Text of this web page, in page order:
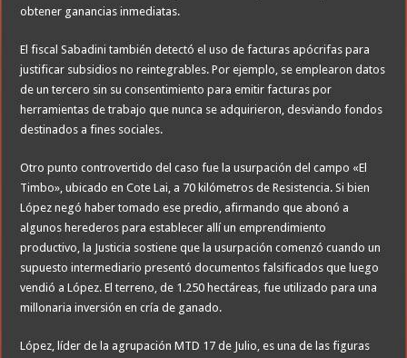
obtener ganancias inmediatas.
El fiscal Sabadini también detectó el uso de facturas apócrifas para
justificar subsidios no reintegrables. Por ejemplo, se emplearon datos
de un tercero sin su consentimiento para emitir facturas por
herramientas de trabajo que nunca se adquirieron, desviando fondos
destinados a fines sociales.
Otro punto controvertido del caso fue la usurpación del campo «El
Timbo», ubicado en Cote Lai, a 70 kilómetros de Resistencia. Si bien
López negó haber tomado ese predio, afirmando que abonó a
algunos herederos para establecer allí un emprendimiento
productivo, la Justicia sostiene que la usurpación comenzó cuando un
supuesto intermediario presentó documentos falsificados que luego
vendió a López. El terreno, de 1.250 hectáreas, fue utilizado para una
millonaria inversión en cría de ganado.
López, líder de la agrupación MTD 17 de Julio, es una de las figuras